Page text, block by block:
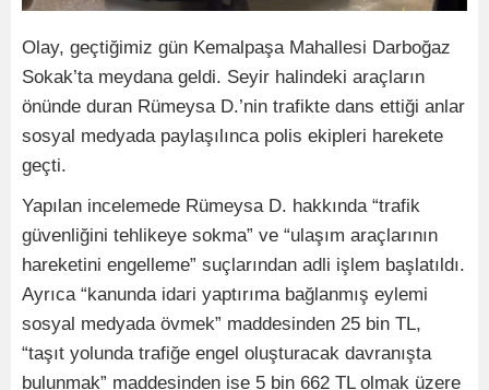
Olay, geçtiğimiz gün Kemalpaşa Mahallesi Darboğaz
Sokak’ta meydana geldi. Seyir halindeki araçların
önünde duran Rümeysa D.’nin trafikte dans ettiği anlar
sosyal medyada paylaşılınca polis ekipleri harekete
geçti.
Yapılan incelemede Rümeysa D. hakkında “trafik
güvenliğini tehlikeye sokma” ve “ulaşım araçlarının
hareketini engelleme” suçlarından adli işlem başlatıldı.
Ayrıca “kanunda idari yaptırıma bağlanmış eylemi
sosyal medyada övmek” maddesinden 25 bin TL,
“taşıt yolunda trafiğe engel oluşturacak davranışta
bulunmak” maddesinden ise 5 bin 662 TL olmak üzere